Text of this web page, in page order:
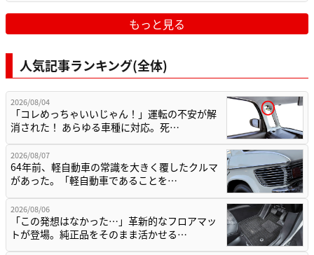
もっと見る
人気記事ランキング(全体)
2026/08/04
「コレめっちゃいいじゃん！」運転の不安が解
消された！ あらゆる車種に対応。死…
2026/08/07
64年前、軽自動車の常識を大きく覆したクルマ
があった。「軽自動車であることを…
2026/08/06
「この発想はなかった…」革新的なフロアマッ
トが登場。純正品をそのまま活かせる…